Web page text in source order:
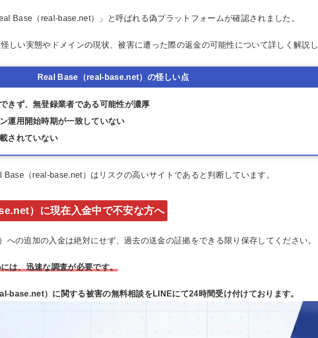
Base（real-base.net）」と呼ばれる偽プラットフォームが確認されました。
しい実態やドメインの現状、被害に遭った際の返金の可能性について詳しく解説し
Real Base（real-base.net）の怪しい点
きず、無登録業者である可能性が濃厚
運用開始時期が一致していない
されていない
（real-base.net）はリスクの高いサイトであると判断しています。
）に現在入金中で不安な方へ
への追加の入金は絶対にせず、過去の送金の証拠をできる限り保存してください。
は、迅速な調査が必要です。
base.net）に関する被害の無料相談をLINEにて24時間受け付けております。